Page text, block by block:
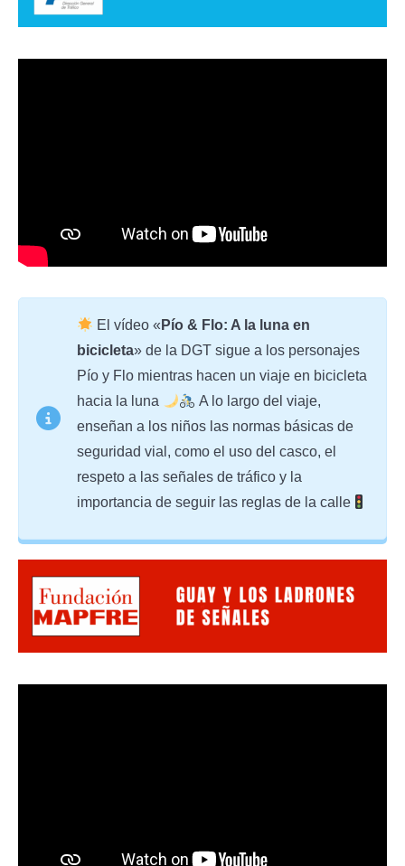
El vídeo « Pío & Flo: A la luna en
bicicleta» de la DGT sigue a los personajes
Pío y Flo mientras hacen un viaje en bicicleta
hacia la luna
A lo largo del viaje,
enseñan a los niños las normas básicas de
seguridad vial, como el uso del casco, el
respeto a las señales de tráfico y la
importancia de seguir las reglas de la calle